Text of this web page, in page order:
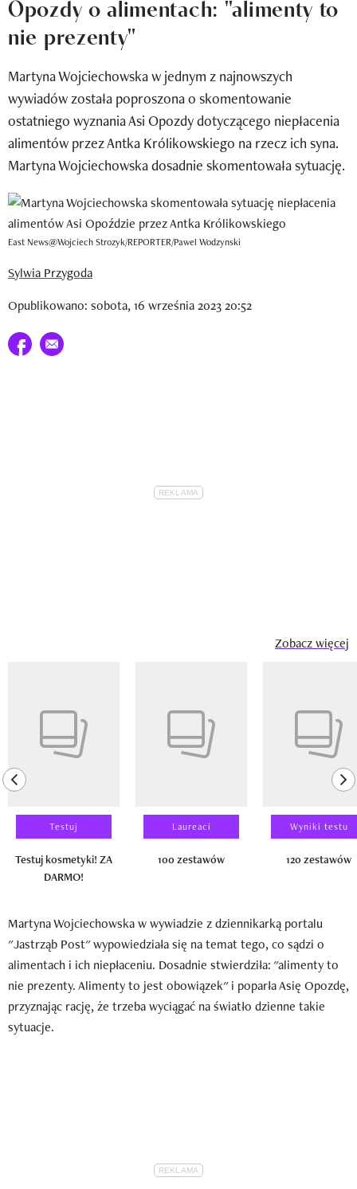
Newsletter
Wizaz Summer Influ School
Mój profil / Zarejestruj się
Opozdy o alimentach: "alimenty to
nie prezenty"
Martyna Wojciechowska w jednym z najnowszych
wywiadów została poproszona o skomentowanie
ostatniego wyznania Asi Opozdy dotyczącego niepłacenia
alimentów przez Antka Królikowskiego na rzecz ich syna.
Martyna Wojciechowska dosadnie skomentowała sytuację.
East News@Wojciech Strozyk/REPORTER/Pawel Wodzynski
Sylwia Przygoda
Opublikowano: sobota, 16 września 2023 20:52
Udostępnij na facebook
E-mail do przyjaciela
Zobacz więcej
previous element
Testuj
Testuj kosmetyki! ZA
DARMO!
Laureaci
100 zestawów
Wyniki testu
120 zestawów
Martyna Wojciechowska w wywiadzie z dziennikarką portalu
"Jastrząb Post" wypowiedziała się na temat tego, co sądzi o
alimentach i ich niepłaceniu. Dosadnie stwierdziła: "alimenty to
nie prezenty. Alimenty to jest obowiązek" i poparła Asię Opozdę,
przyznając rację, że trzeba wyciągać na światło dzienne takie
sytuacje.